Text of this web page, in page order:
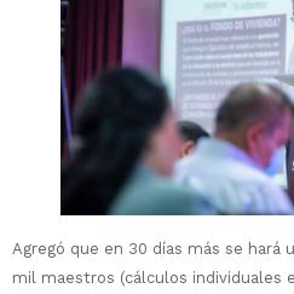
Agregó que en 30 días más se hará
mil maestros (cálculos individuales